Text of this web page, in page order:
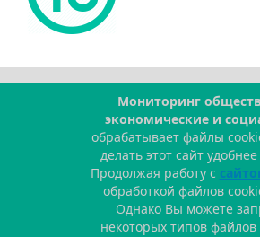
Мониторинг
экономические и
обрабатывает файлы
делать этот сайт
Продолжая работу с
обработкой файлов
Однако Вы можете
некоторых типов файлов